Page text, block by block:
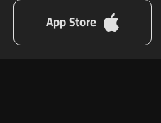
App Store